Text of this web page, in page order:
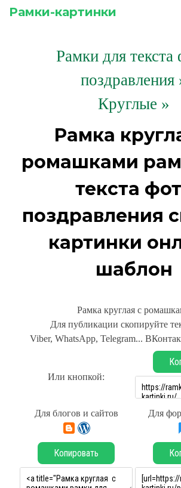
Рамки-картинки
Рамки для текста
поздравления
Круглые »
Рамка
ромашками
текста
поздравления
картинки
шаблон
Рамка круглая с
Для публикации скопируйте
Viber, WhatsApp, Telegram...
Или кнопкой:
Для блогов и сайтов Для
Копировать